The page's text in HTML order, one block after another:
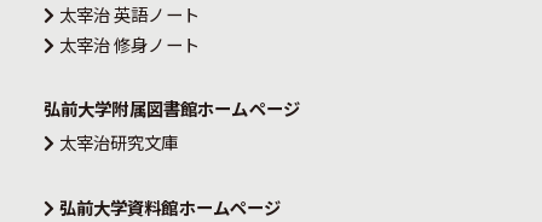
太宰治 英語ノート
太宰治 修身ノート
弘前大学附属図書館ホームページ
太宰治研究文庫
弘前大学資料館ホームページ